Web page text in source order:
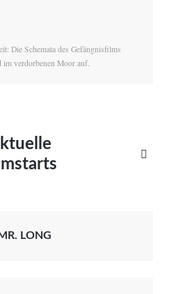
Die Schemata des Gefängnisfilms
verdorbenen Moor auf.

MR. LONG